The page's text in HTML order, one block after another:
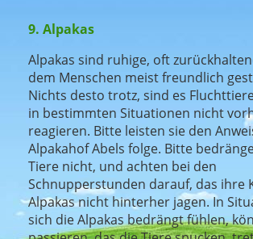
9. Alpakas
Alpakas sind ruhige, oft
dem Menschen meist freundlich
Nichts desto trotz, sind es
in bestimmten Situationen nicht
reagieren. Bitte leisten sie den
Alpakahof Abels folge. Bitte
Tiere nicht, und achten bei den
Schnupperstunden darauf, das ihre
Alpakas nicht hinterher jagen. In
sich die Alpakas bedrängt fühlen,